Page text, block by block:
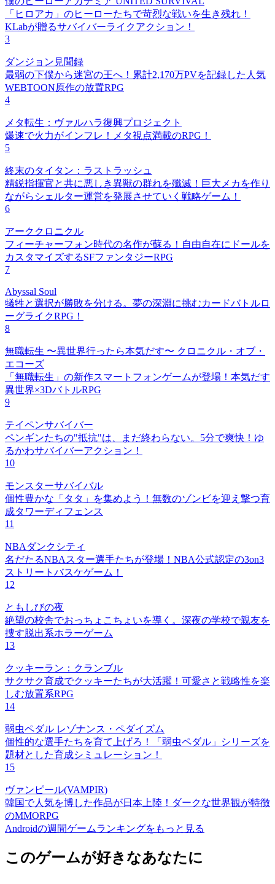
「ヒロアカ」のヒーローたちで苛烈な戦いを生き残れ！
KLabが贈るサバイバーライクアクション！
3
ダンジョン見聞録
最弱の下僕から迷宮の王へ！累計2,170万PVを記録した人気
WEBTOON原作の放置RPG
4
メタ転生：ヴァルハラ復興プロジェクト
爆速で火力がインフレ！メタ視点満載のRPG！
5
終末のタイタン：ラストラッシュ
精鋭指揮官と共に悪しき異獣の群れを殲滅！巨大メカを作り
ながらシェルター運営を発展させていく戦略ゲーム！
6
アーククロニクル
フィーチャーフォン時代の名作が蘇る！自由自在にドールを
カスタマイズするSFファンタジーRPG
7
Abyssal Soul
犠牲と選択が勝敗を分ける。夢の深淵に挑むカードバトルロ
ーグライクRPG！
8
無職転生 〜異世界行ったら本気だす〜 クロニクル・オブ・
エコーズ
「無職転生」の新作スマートフォンゲームが登場！本気だす
異世界×3DバトルRPG
9
テイペンサバイバー
ペンギンたちの"抵抗"は、まだ終わらない。5分で爽快！ゆ
るかわサバイバーアクション！
10
モンスターサバイバル
個性豊かな「タタ」を集めよう！無数のゾンビを迎え撃つ育
成タワーディフェンス
11
NBAダンクシティ
名だたるNBAスター選手たちが登場！NBA公式認定の3on3
ストリートバスケゲーム！
12
ともしびの夜
絶望の校舎でおっちょこちょいを導く。深夜の学校で親友を
捜す脱出系ホラーゲーム
13
クッキーラン：クランブル
サクサク育成でクッキーたちが大活躍！可愛さと戦略性を楽
しむ放置系RPG
14
弱虫ペダル レゾナンス・ペダイズム
個性的な選手たちを育て上げろ！「弱虫ペダル」シリーズを
題材とした育成シミュレーション！
15
ヴァンピール(VAMPIR)
韓国で人気を博した作品が日本上陸！ダークな世界観が特徴
のMMORPG
Androidの週間ゲームランキングをもっと見る
このゲームが好きなあなたに